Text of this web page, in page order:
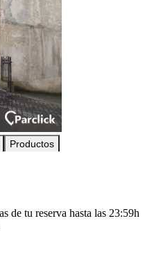
Productos
de tu reserva hasta las 23:59h